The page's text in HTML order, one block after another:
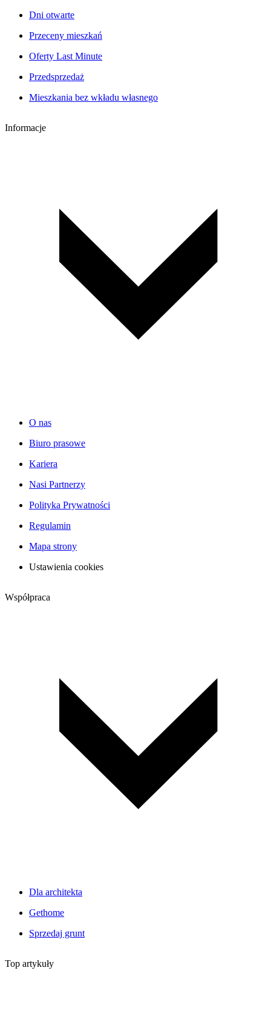
Dni otwarte
Przeceny mieszkań
Oferty Last Minute
Przedsprzedaż
Mieszkania bez wkładu własnego
Informacje
O nas
Biuro prasowe
Kariera
Nasi Partnerzy
Polityka Prywatności
Regulamin
Mapa strony
Ustawienia cookies
Współpraca
Dla architekta
Gethome
Sprzedaj grunt
Top artykuły